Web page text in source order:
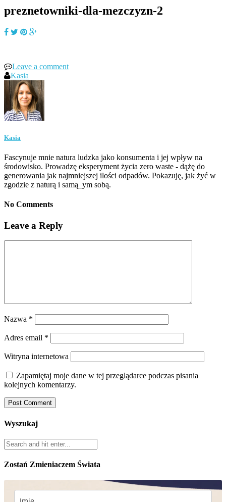
preznetowniki-dla-mezczyzn-2
Leave a comment
Kasia
Kasia
Fascynuje mnie natura ludzka jako konsumenta i jej wpływ na
środowisko. Prowadzę eksperyment życia zero waste - dążę do
generowania jak najmniejszej ilości odpadów. Pokazuję, jak żyć w
zgodzie z naturą i samą_ym sobą.
No Comments
Leave a Reply
Nazwa *
Adres email *
Witryna internetowa
Zapamiętaj moje dane w tej przeglądarce podczas pisania
kolejnych komentarzy.
Wyszukaj
Zostań Zmieniaczem Świata